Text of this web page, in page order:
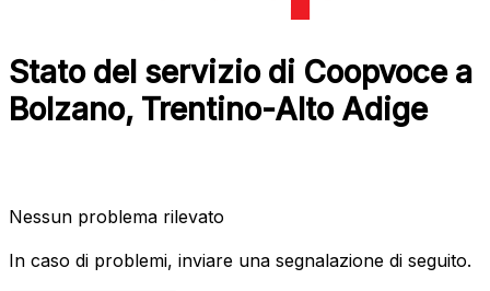
Stato del servizio di Coopvoce a
Bolzano, Trentino-Alto Adige
Nessun problema rilevato
In caso di problemi, inviare una segnalazione di seguito.